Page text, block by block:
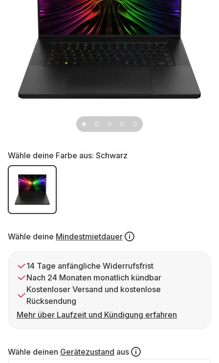
Wähle deine Farbe aus: Schwarz
Wähle deine Mindestmietdauer
14 Tage anfängliche Widerrufsfrist
Nach 24 Monaten monatlich kündbar
Kostenloser Versand und kostenlose
Rücksendung
Mehr über Laufzeit und Kündigung erfahren
Wähle deinen Gerätezustand aus